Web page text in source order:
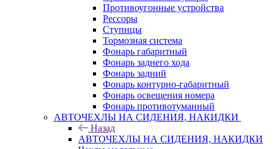
Противоугонные устройства
Рессоры
Ступицы
Тормозная система
Фонарь габаритный
Фонарь заднего хода
Фонарь задний
Фонарь контурно-габаритный
Фонарь освещения номера
Фонарь противотуманный
АВТОЧЕХЛЫ НА СИДЕНИЯ, НАКИДКИ
Назад
АВТОЧЕХЛЫ НА СИДЕНИЯ, НАКИДКИ